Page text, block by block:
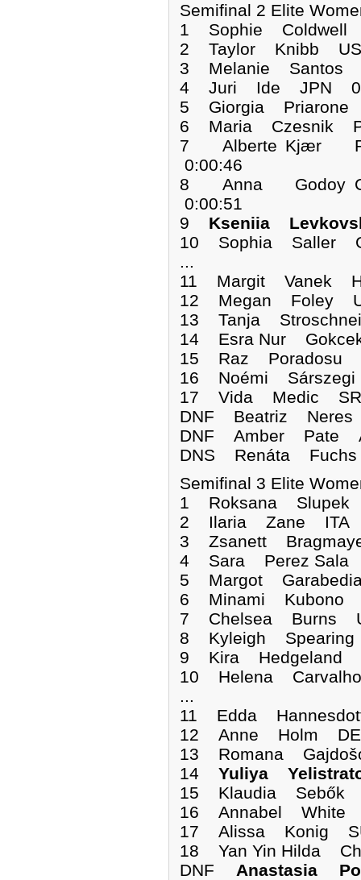
Semifinal 2 Elite
1 Sophie
2 Taylor Knibb
3 Melanie Santos
4 Juri Ide JPN
5 Giorgia Priarone
6 Maria Czesnik
7 Alberte Kjær
0:00:46
8 Anna Godoy
0:00:51
9 Kseniia
10 Sophia Saller
...
11 Margit Vanek
12 Megan Foley
13 Tanja
14 Esra Nur
15 Raz Poradosu
16 Noémi
17 Vida Medic
DNF Beatriz
DNF Amber
DNS Renáta
Semifinal 3 Elite
1 Roksana
2 Ilaria Zane ITA
3 Zsanett
4 Sara Perez Sala
5 Margot
6 Minami Kubono
7 Chelsea Burns
8 Kyleigh
9 Kira Hedgeland
10 Helena
...
11 Edda
12 Anne Holm
13 Romana
14 Yuliya
15 Klaudia Sebők
16 Annabel White
17 Alissa Konig
18 Yan Yin Hilda
DNF Anastasia